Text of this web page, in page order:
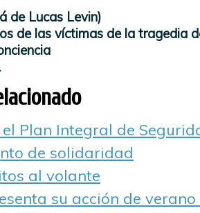
de Lucas Levin)
de las víctimas de la tragedia
el Plan Integral de
de solidaridad
al volante
su acción de